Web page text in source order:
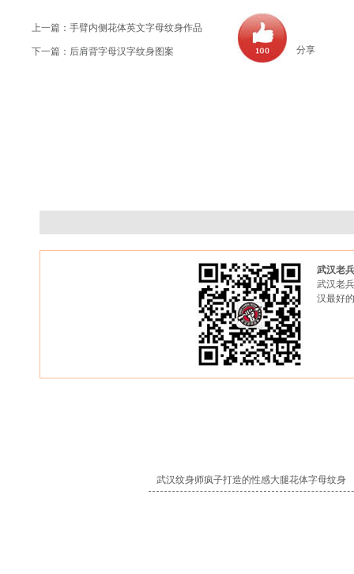
上一篇： 手臂内侧花体英文字母纹身作品
下一篇： 后肩背字母汉字纹身图案 分享
武汉老
武汉老
汉最好
武汉纹身师疯子打造的性感大腿花体字母纹身